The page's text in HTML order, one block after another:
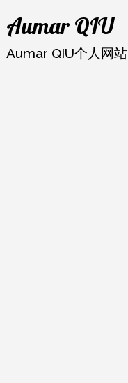
至
内
Aumar QIU
Aumar QIU个人网站